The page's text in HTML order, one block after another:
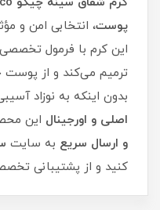
پوست، انتخابی امن و
این کرم با فرمول
ترمیم می‌کند و از
بدون اینکه به نوزاد
اصلی و اورجینال این
و ارسال سریع به سایت
کنید و از پشتیبانی